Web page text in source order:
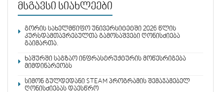
მსგავსი სიახლეები
გორის სახელმწიფო უნივერსიტეტში 2026 წლის
კურსდამთავრებულთა გამოსაშვები ღონისძიება
გაიმართა.
ხაშურში საგზაო ინფრასტრუქტურის მოწესრიგება
მიმდინარეობს
სიმონ გულდედანი STEAM პროგრამის შემაჯამებელ
ღონისძიებას დაესწრო